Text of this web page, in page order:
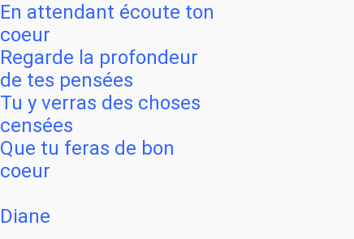
En attendant écoute ton
coeur
Regarde la profondeur
de tes pensées
Tu y verras des choses
censées
Que tu feras de bon
coeur
Diane